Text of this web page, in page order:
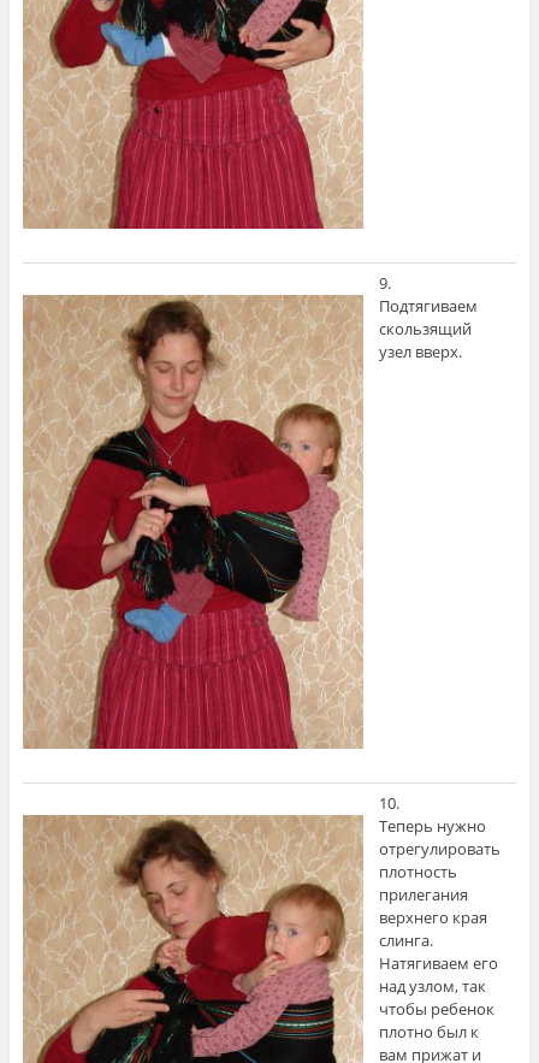
9.
Подтягиваем
скользящий
узел вверх.
10.
Теперь нужно
отрегулировать
плотность
прилегания
верхнего края
слинга.
Натягиваем его
над узлом, так
чтобы ребенок
плотно был к
вам прижат и